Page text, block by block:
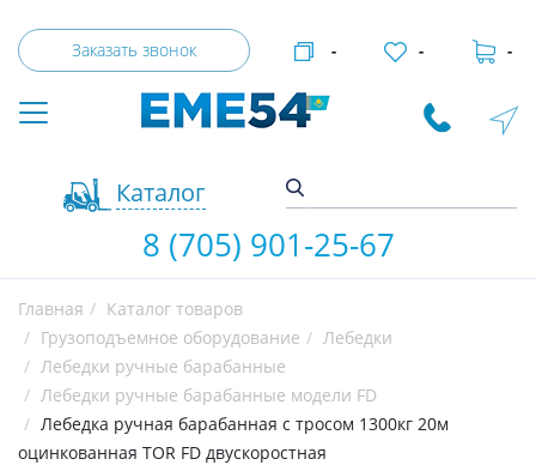
Заказать звонок
Каталог
- - -
8 (705) 901-25-67
Главная
Каталог товаров
Грузоподъемное оборудование
Лебедки
Лебедки ручные барабанные
Лебедки ручные барабанные модели FD
Лебедка ручная барабанная с тросом 1300кг 20м
оцинкованная TOR FD двускоростная